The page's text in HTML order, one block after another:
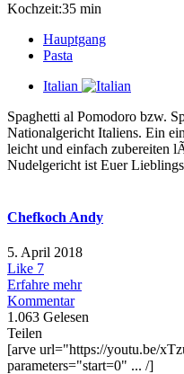
Kochzeit:35 min
Hauptgang
Pasta
Italian
Spaghetti al Pomodoro bzw.
Nationalgericht Italiens. Ein
leicht und einfach zubereiten
Nudelgericht ist Euer
Chefkoch Andy
5. April 2018
Like 7
Erfahre mehr
Kommentar
1.063 Gelesen
Teilen
[arve url="https://youtu.be/
parameters="start=0" ... /]